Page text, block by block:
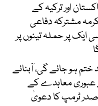
اور ترکیہ کے
مشترکہ دفاعی
ایک پر حملہ تینوں پر
ہو جائے گی، آبنائے
عبوری معاہدے کے
صدر ٹرمپ کا دعویٰ